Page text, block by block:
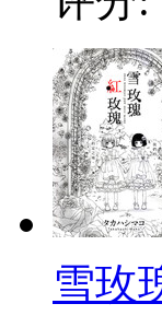
雪玫